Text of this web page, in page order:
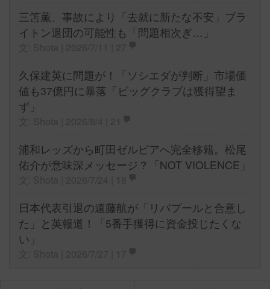
三笘薫、事故により「去就に新たな不安」ブラ
イトン退団の可能性も「問題相次ぎ…」
久保建英に問題が！「ソシエダが判断」市場価
値も37億円に暴落「ビッグクラブは獲得望ま
ず」
浦和レッズから町田ゼルビアへ完全移籍。松尾
佑介が意味深メッセージ？「NOT VIOLENCE」
日本代表引退の遠藤航が「リバプールと合意し
た」と英報道！「5番手獲得に資金投じたくな
い」